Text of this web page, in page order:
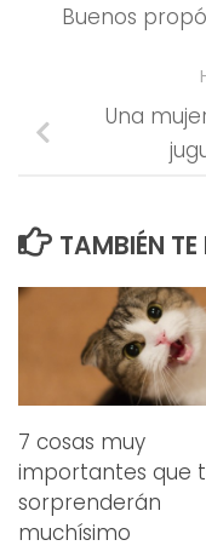
Buenos
Una
TAMBIÉN
7 cosas muy
importantes que
sorprenderán
muchísimo